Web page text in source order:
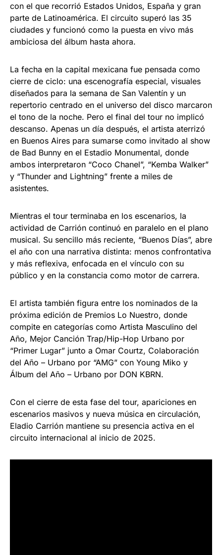
con el que recorrió Estados Unidos, España y gran
parte de Latinoamérica. El circuito superó las 35
ciudades y funcionó como la puesta en vivo más
ambiciosa del álbum hasta ahora.
La fecha en la capital mexicana fue pensada como
cierre de ciclo: una escenografía especial, visuales
diseñados para la semana de San Valentín y un
repertorio centrado en el universo del disco marcaron
el tono de la noche. Pero el final del tour no implicó
descanso. Apenas un día después, el artista aterrizó
en Buenos Aires para sumarse como invitado al show
de Bad Bunny en el Estadio Monumental, donde
ambos interpretaron “Coco Chanel”, “Kemba Walker”
y “Thunder and Lightning” frente a miles de
asistentes.
Mientras el tour terminaba en los escenarios, la
actividad de Carrión continuó en paralelo en el plano
musical. Su sencillo más reciente, “Buenos Días”, abre
el año con una narrativa distinta: menos confrontativa
y más reflexiva, enfocada en el vínculo con su
público y en la constancia como motor de carrera.
El artista también figura entre los nominados de la
próxima edición de Premios Lo Nuestro, donde
compite en categorías como Artista Masculino del
Año, Mejor Canción Trap/Hip-Hop Urbano por
“Primer Lugar” junto a Omar Courtz, Colaboración
del Año – Urbano por “AMG” con Young Miko y
Álbum del Año – Urbano por DON KBRN.
Con el cierre de esta fase del tour, apariciones en
escenarios masivos y nueva música en circulación,
Eladio Carrión mantiene su presencia activa en el
circuito internacional al inicio de 2025.